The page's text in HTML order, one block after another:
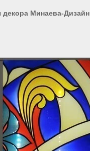
декора Минаева-Дизайн